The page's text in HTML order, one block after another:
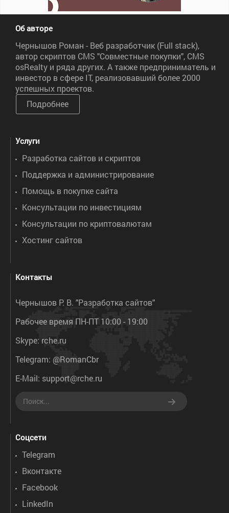
Об авторе
Чернышов Роман - Веб разработчик (Full stack),
автор скриптов CMS "Совместные покупки", CMS
osRealty и ряда других. А также предприниматель и
инвестор в сфере IT, реализовавший более 2000
успешных проектов.
Подробнее
Услуги
Разработка сайтов и скриптов
Поддержка и администрирование
Помощь в покупке сайта
Консультации по инвестициям
Консультации по криптовалютам
Хостинг сайтов
Контакты
Чернышов Р. В. "Разработка сайтов"
Рабочее время ПН-ПТ 10:00 - 19:00
Skype: rche.ru
Telegram: @RomanCbr
E-Mail: support@rche.ru
Соцсети
Telegram
Вконтакте
Facebook
LinkedIn